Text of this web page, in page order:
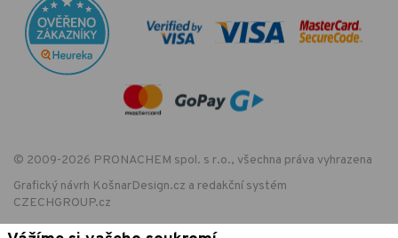
© 2009-2026 PRONACHEM spol. s r.o., všechna práva vyhrazena
Grafický návrh KošnarDesign.cz a redakční systém
CZECHGROUP.cz